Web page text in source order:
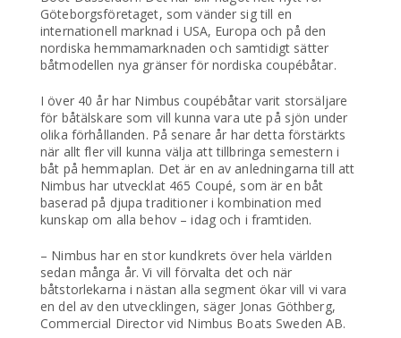
Göteborgsföretaget, som vänder sig till en
internationell marknad i USA, Europa och på den
nordiska hemmamarknaden och samtidigt sätter
båtmodellen nya gränser för nordiska coupébåtar.
I över 40 år har Nimbus coupébåtar varit storsäljare
för båtälskare som vill kunna vara ute på sjön under
olika förhållanden. På senare år har detta förstärkts
när allt fler vill kunna välja att tillbringa semestern i
båt på hemmaplan. Det är en av anledningarna till att
Nimbus har utvecklat 465 Coupé, som är en båt
baserad på djupa traditioner i kombination med
kunskap om alla behov – idag och i framtiden.
– Nimbus har en stor kundkrets över hela världen
sedan många år. Vi vill förvalta det och när
båtstorlekarna i nästan alla segment ökar vill vi vara
en del av den utvecklingen, säger Jonas Göthberg,
Commercial Director vid Nimbus Boats Sweden AB.